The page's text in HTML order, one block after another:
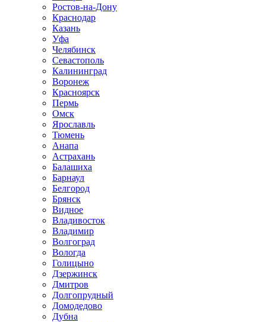
Ростов-на-Дону
Краснодар
Казань
Уфа
Челябинск
Севастополь
Калининград
Воронеж
Красноярск
Пермь
Омск
Ярославль
Тюмень
Анапа
Астрахань
Балашиха
Барнаул
Белгород
Брянск
Видное
Владивосток
Владимир
Волгоград
Вологда
Голицыно
Дзержинск
Дмитров
Долгопрудный
Домодедово
Дубна